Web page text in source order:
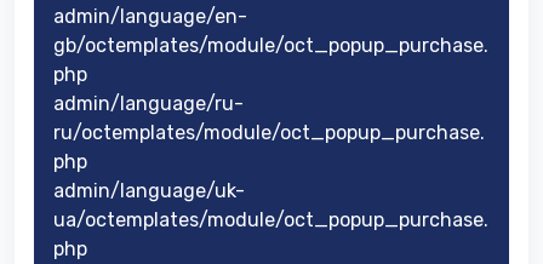
admin/language/en-
gb/octemplates/module/oct_popup_purchase.
php
admin/language/ru-
ru/octemplates/module/oct_popup_purchase.
php
admin/language/uk-
ua/octemplates/module/oct_popup_purchase.
php